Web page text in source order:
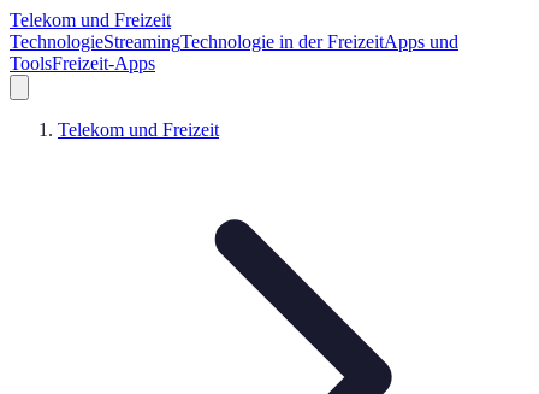
Telekom und Freizeit
TechnologieStreamingTechnologie in der FreizeitApps und
ToolsFreizeit-Apps
Telekom und Freizeit